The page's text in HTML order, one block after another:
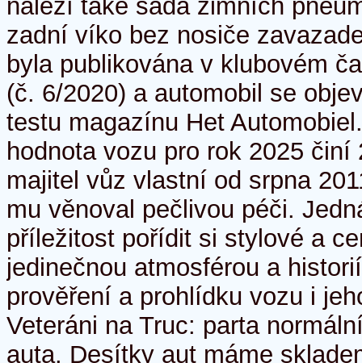
náleží také sada zimních
zadní víko bez nosiče
byla publikována v klubovém
(č. 6/2020) a automobil se
testu magazínu Het
hodnota vozu pro rok 2025
majitel vůz vlastní od srpna
mu věnoval pečlivou péči.
příležitost pořídit si stylové a
jedinečnou atmosférou a
prověření a prohlídku vozu i
Veteráni na Truc: parta
auta. Desítky aut máme